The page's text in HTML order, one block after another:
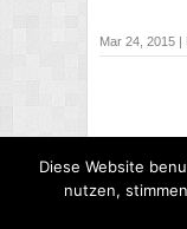
Mar 24, 2015 |
Diese Website
nutzen,